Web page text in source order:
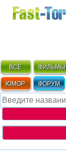
ВСЁ ФИЛЬМЫ
ЮМОР ФОРУМ